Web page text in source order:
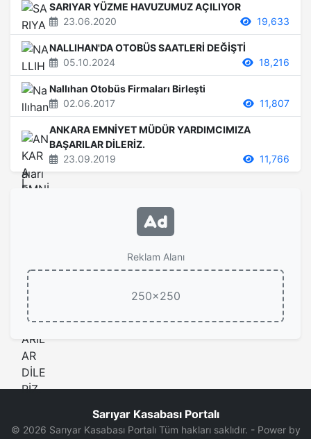
SARIYAR YÜZME HAVUZUMUZ AÇILIYOR
23.06.2020
19,633
NALLIHAN'DA OTOBÜS SAATLERİ DEĞİŞTİ
05.10.2024
18,216
Nallıhan Otobüs Firmaları Birleşti
02.06.2017
11,807
ANKARA EMNİYET MÜDÜR YARDIMCIMIZA
BAŞARILAR DİLERİZ.
23.09.2019
11,766
Reklam Alanı
250x250
Sarıyar Kasabası Portalı
© 2026 Sarıyar Kasabası Portalı Tüm hakları saklıdır. - Power by